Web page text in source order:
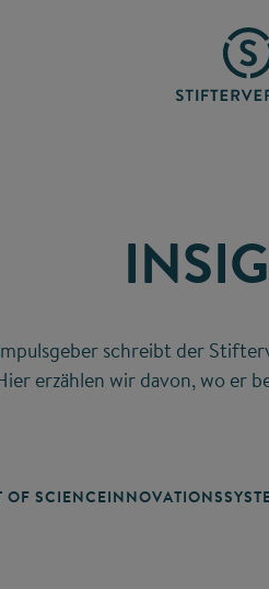
schreibt der
erzählen wir davon, wo er
OF SCIENCE